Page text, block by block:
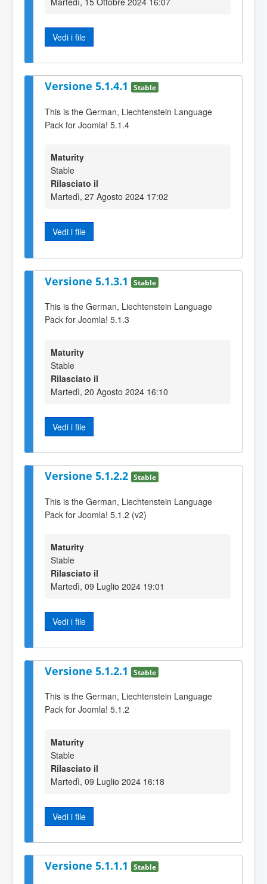
Vedi i file
Versione 5.1.4.1 Stable
This is the German, Liechtenstein Language
Pack for Joomla! 5.1.4
Maturity
Stable
Rilasciato il
Martedì, 27 Agosto 2024 17:02
Vedi i file
Versione 5.1.3.1 Stable
This is the German, Liechtenstein Language
Pack for Joomla! 5.1.3
Maturity
Stable
Rilasciato il
Martedì, 20 Agosto 2024 16:10
Vedi i file
Versione 5.1.2.2 Stable
This is the German, Liechtenstein Language
Pack for Joomla! 5.1.2 (v2)
Maturity
Stable
Rilasciato il
Martedì, 09 Luglio 2024 19:01
Vedi i file
Versione 5.1.2.1 Stable
This is the German, Liechtenstein Language
Pack for Joomla! 5.1.2
Maturity
Stable
Rilasciato il
Martedì, 09 Luglio 2024 16:18
Vedi i file
Versione 5.1.1.1 Stable